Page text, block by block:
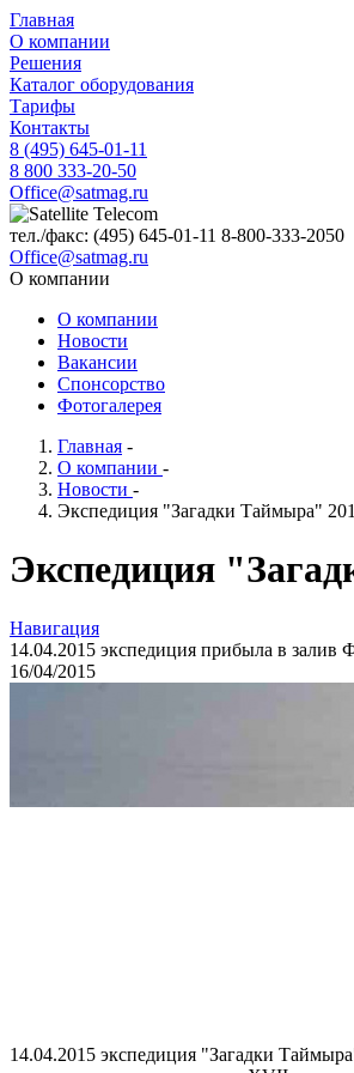
Главная
О компании
Решения
Каталог оборудования
Тарифы
Контакты
8 (495) 645-01-11
8 800 333-20-50
Office@satmag.ru
тел./факс: (495) 645-01-11 8-800-333-2050
Office@satmag.ru
О компании
О компании
Новости
Вакансии
Спонсорство
Фотогалерея
Главная -
О компании -
Новости -
Экспедиция "Загадки Таймыра"
Экспедиция
Навигация
14.04.2015 экспедиция прибыла в залив
16/04/2015
14.04.2015 экспедиция "Загадки